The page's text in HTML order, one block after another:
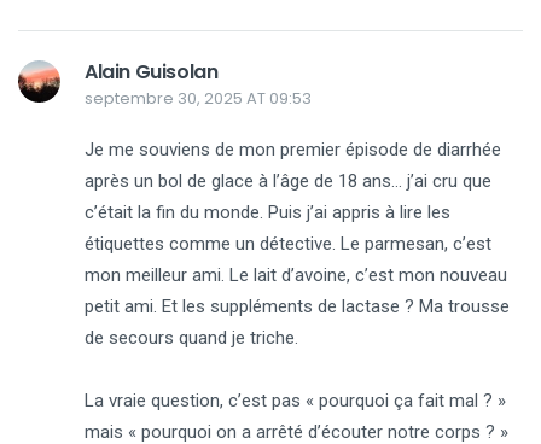
Alain Guisolan
septembre 30, 2025 AT 09:53
Je me souviens de mon premier épisode de diarrhée
après un bol de glace à l’âge de 18 ans… j’ai cru que
c’était la fin du monde. Puis j’ai appris à lire les
étiquettes comme un détective. Le parmesan, c’est
mon meilleur ami. Le lait d’avoine, c’est mon nouveau
petit ami. Et les suppléments de lactase ? Ma trousse
de secours quand je triche.
La vraie question, c’est pas « pourquoi ça fait mal ? »
mais « pourquoi on a arrêté d’écouter notre corps ? »